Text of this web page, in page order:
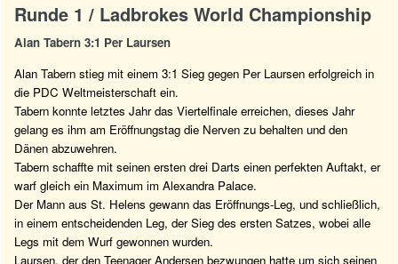
Runde 1 / Ladbrokes World Championship
Alan Tabern 3:1 Per Laursen
Alan Tabern stieg mit einem 3:1 Sieg gegen Per Laursen erfolgreich in
die PDC Weltmeisterschaft ein.
Tabern konnte letztes Jahr das Viertelfinale erreichen, dieses Jahr
gelang es ihm am Eröffnungstag die Nerven zu behalten und den
Dänen abzuwehren.
Tabern schaffte mit seinen ersten drei Darts einen perfekten Auftakt, er
warf gleich ein Maximum im Alexandra Palace.
Der Mann aus St. Helens gewann das Eröffnungs-Leg, und schließlich,
in einem entscheidenden Leg, der Sieg des ersten Satzes, wobei alle
Legs mit dem Wurf gewonnen wurden.
Laursen, der den Teenager Andersen bezwungen hatte um sich seinen